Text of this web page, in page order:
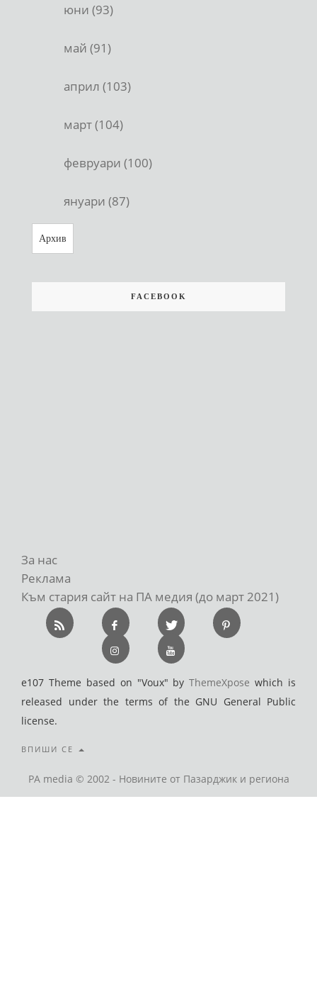
юни (93)
май (91)
април (103)
март (104)
февруари (100)
януари (87)
Архив
FACEBOOK
За нас
Реклама
Към стария сайт на ПА медия (до март 2021)
e107 Theme based on "Voux" byThemeXpose which is
released under the terms of the GNU General Public
license.
ВПИШИ СЕ
PA media © 2002 - Новините от Пазарджик и региона